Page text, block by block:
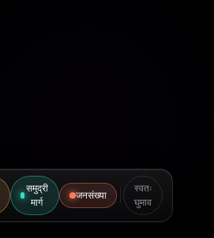
समुद्री
मार्ग
जनसंख्या
स्वतः
घुमाव